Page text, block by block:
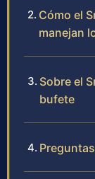
Cómo el
manejan
Sobre el
bufete